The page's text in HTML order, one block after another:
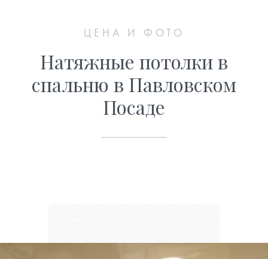
ЦЕНА И ФОТО
Натяжные потолки в
спальню в Павловском
Посаде